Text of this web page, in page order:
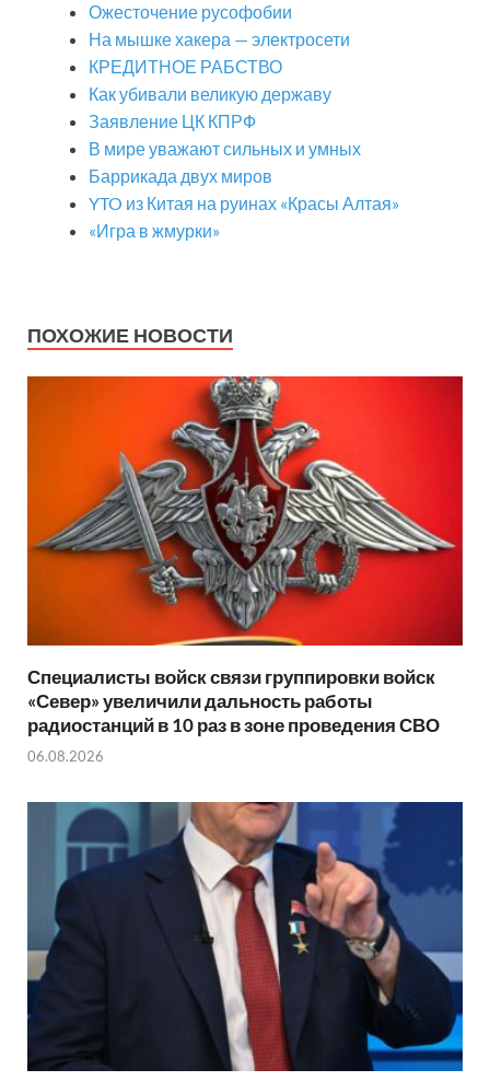
Ожесточение русофобии
На мышке хакера — электросети
КРЕДИТНОЕ РАБСТВО
Как убивали великую державу
Заявление ЦК КПРФ
В мире уважают сильных и умных
Баррикада двух миров
YTO из Китая на руинах «Красы Алтая»
«Игра в жмурки»
ПОХОЖИЕ НОВОСТИ
Специалисты войск связи группировки войск
«Север» увеличили дальность работы
радиостанций в 10 раз в зоне проведения СВО
06.08.2026